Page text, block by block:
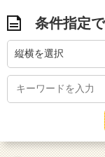
条件指定
縦横を選択